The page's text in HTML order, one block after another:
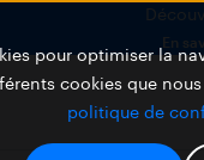
pour optimiser la
cookies que
politique de
En